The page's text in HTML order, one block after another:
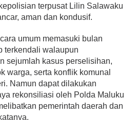
terpusat Lilin Salawaku
aman dan kondusif.
umum memasuki bulan
terkendali walaupun
sejumlah kasus perselisihan,
warga, serta konflik komunal
Namun dapat dilakukan
rekonsiliasi oleh Polda Maluku
pemerintah daerah dan